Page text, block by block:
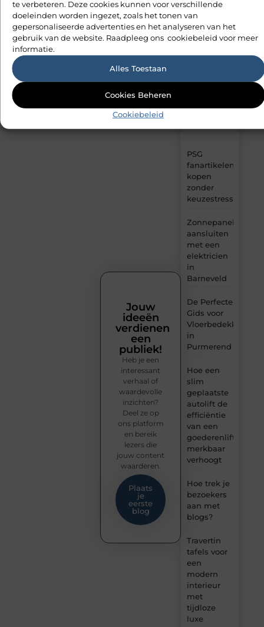
te verbeteren. Deze cookies kunnen voor verschillende
doeleinden worden ingezet, zoals het tonen van
gepersonaliseerde advertenties en het analyseren van het
gebruik van de website. Raadpleeg ons cookiebeleid voor meer
informatie.
Alles Toestaan
Cookies Beheren
Cookiebeleid
Winkelen
)
Dienstverlening
(35
)
van
MvdWebdesign.nl
–
dagelijks
boordevol
tips
inzichten.
PSG
fanartikelen
kopen
zonder
keuzestress
Zonnepanelen
aansluiten
met een
elektricien
in
Barneveld
De Perfecte
Gids voor
Vloerbedekking
in
Purmerend
Hoe een
slim
geplaatste
autolift de
efficiëntie
van een
goederenlift
merkbaar
verhoogt
Hoe trek je
bezoekers
aan met
blogs?
Travertin
tafels voor
een
modern
interieur
met
tijdloze
luxe
Jouw
ideeën
verdienen
een
publiek!
Heb je een
interessant
verhaal of
waardevolle
inzichten?
Deel ze op
ons platform
en bereik
lezers die
jouw content
waarderen.
Plaats
je
eerste
blog